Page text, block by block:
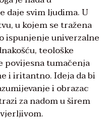
daje svim ljudima. U
u kojem se tražena
ispunjenje univerzalne
teološke
povijesna tumačenja
i iritantno. Ideja da bi
i obrazac
za nadom u širem